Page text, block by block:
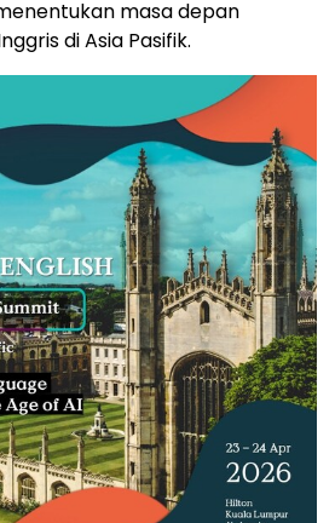
masa depan
di Asia Pasifik.